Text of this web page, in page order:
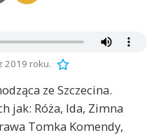
2019 roku.
ze Szczecina.
jak: Róża, Ida, Zimna
Tomka Komendy,